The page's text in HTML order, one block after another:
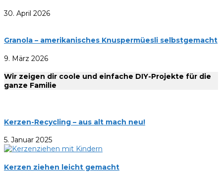
30. April 2026
Granola – amerikanisches Knuspermüesli selbstgemacht
9. März 2026
Wir zeigen dir coole und einfache DIY-Projekte für die
ganze Familie
Kerzen-Recycling – aus alt mach neu!
5. Januar 2025
Kerzen ziehen leicht gemacht